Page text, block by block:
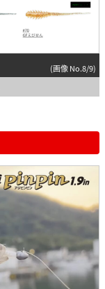
(画像 No.8/9)